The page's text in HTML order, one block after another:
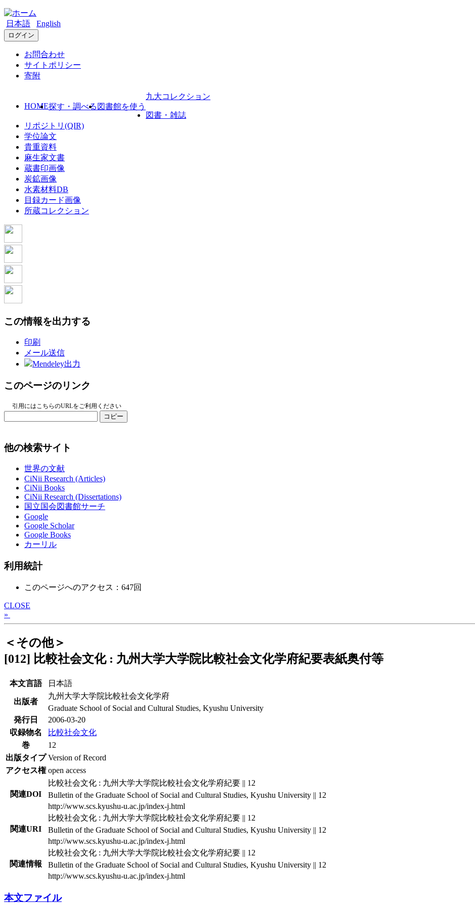
日本語 English
ログイン
お問合わせ
サイトポリシー
寄附
HOME探す・調べる 図書館を使う
九大コレクション
図書・雑誌
リポジトリ(QIR)
学位論文
貴重資料
麻生家文書
蔵書印画像
炭鉱画像
水素材料DB
目録カード画像
所蔵コレクション
この情報を出力する
印刷
メール送信
Mendeley出力
このページのリンク
引用にはこちらのURLをご利用ください
コピー
他の検索サイト
世界の文献
CiNii Research (Articles)
CiNii Books
CiNii Research (Dissertations)
国立国会図書館サーチ
Google
Google Scholar
Google Books
カーリル
利用統計
このページへのアクセス：647回
CLOSE
»
＜その他＞
[012] 比較社会文化 : 九州大学大学院比較社会文化学府紀要表紙奥付等
本文言語 日本語
出版者
九州大学大学院比較社会文化学府
Graduate School of Social and Cultural Studies, Kyushu University
発行日
2006-03-20
収録物名
比較社会文化
巻
12
出版タイプ Version of Record
アクセス権 open access
関連DOI
比較社会文化 : 九州大学大学院比較社会文化学府紀要 || 12
Bulletin of the Graduate School of Social and Cultural Studies, Kyushu University || 12
http://www.scs.kyushu-u.ac.jp/index-j.html
関連URI
比較社会文化 : 九州大学大学院比較社会文化学府紀要 || 12
Bulletin of the Graduate School of Social and Cultural Studies, Kyushu University || 12
http://www.scs.kyushu-u.ac.jp/index-j.html
関連情報
比較社会文化 : 九州大学大学院比較社会文化学府紀要 || 12
Bulletin of the Graduate School of Social and Cultural Studies, Kyushu University || 12
http://www.scs.kyushu-u.ac.jp/index-j.html
本文ファイル